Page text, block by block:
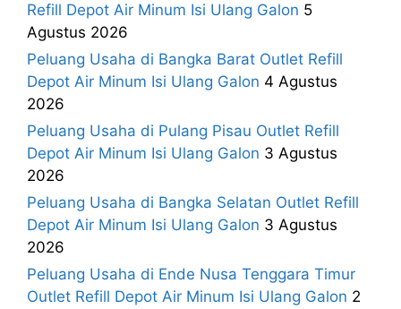
Refill Depot Air Minum Isi Ulang Galon 5
Agustus 2026
Peluang Usaha di Bangka Barat Outlet Refill
Depot Air Minum Isi Ulang Galon 4 Agustus
2026
Peluang Usaha di Pulang Pisau Outlet Refill
Depot Air Minum Isi Ulang Galon 3 Agustus
2026
Peluang Usaha di Bangka Selatan Outlet Refill
Depot Air Minum Isi Ulang Galon 3 Agustus
2026
Peluang Usaha di Ende Nusa Tenggara Timur
Outlet Refill Depot Air Minum Isi Ulang Galon 2